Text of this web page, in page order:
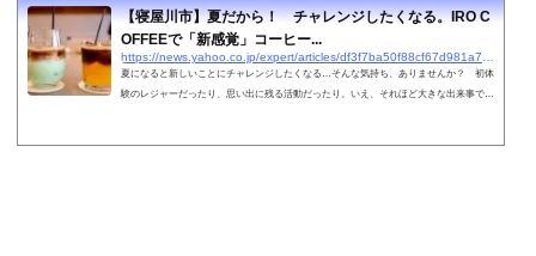
【寝屋川市】夏だから！ チャレンジしたくなる。IRO C
OFFEEで「新感覚」コーヒー...
夏になると新しいことにチャレンジしたくなる…そんな気持ち、ありませんか？ 初体
験のレジャーだったり、思い出に残る活動だったり。いえ、それほど大きな出来事では